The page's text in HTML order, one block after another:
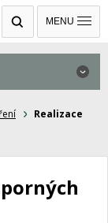
MENU
Realizace